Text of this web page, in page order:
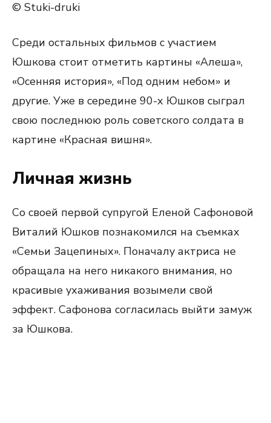
© Stuki-druki
Среди остальных фильмов с участием
Юшкова стоит отметить картины «Алеша»,
«Осенняя история», «Под одним небом» и
другие. Уже в середине 90-х Юшков сыграл
свою последнюю роль советского солдата в
картине «Красная вишня».
Личная жизнь
Со своей первой супругой Еленой Сафоновой
Виталий Юшков познакомился на съемках
«Семьи Зацепиных». Поначалу актриса не
обращала на него никакого внимания, но
красивые ухаживания возымели свой
эффект. Сафонова согласилась выйти замуж
за Юшкова.